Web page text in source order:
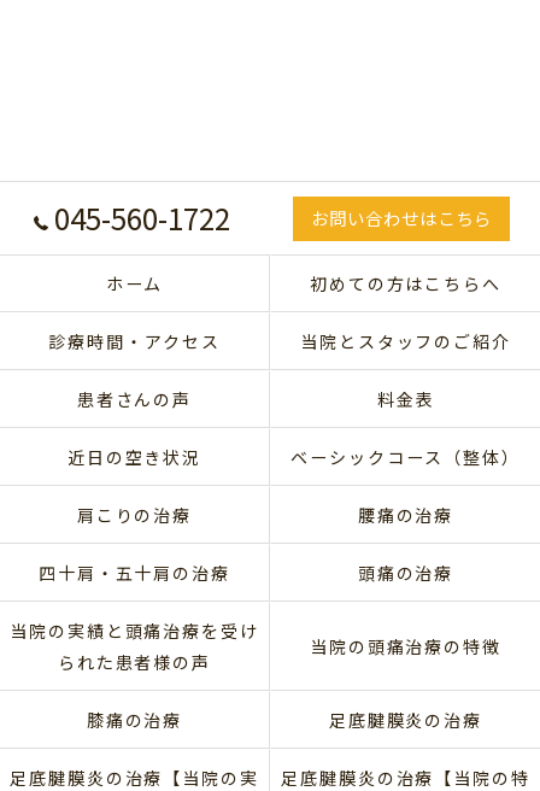
045-560-1722 お問い合わせはこちら
ホーム 初めての方はこちらへ
診療時間・アクセス 当院とスタッフのご紹介
患者さんの声 料金表
近日の空き状況 ベーシックコース（整体）
肩こりの治療 腰痛の治療
四十肩・五十肩の治療 頭痛の治療
当院の実績と頭痛治療を受け
られた患者様の声
当院の頭痛治療の特徴
膝痛の治療 足底腱膜炎の治療
足底腱膜炎の治療【当院の実
足底腱膜炎の治療【当院の特